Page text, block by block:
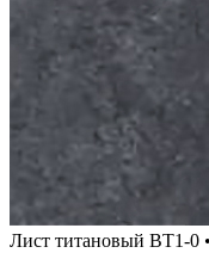
Лист титановый ВТ1-0